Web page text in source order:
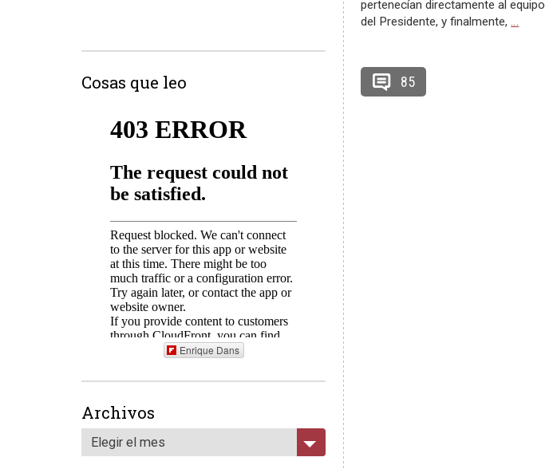
pertenecían directamente al equipo
del Presidente, y finalmente,…
85
Cosas que leo
Enrique Dans
Archivos
Elegir el mes